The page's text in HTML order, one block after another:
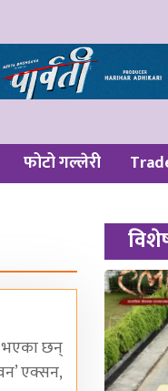
फोटो गल्लेरी
भएका छन्
एक्सन,